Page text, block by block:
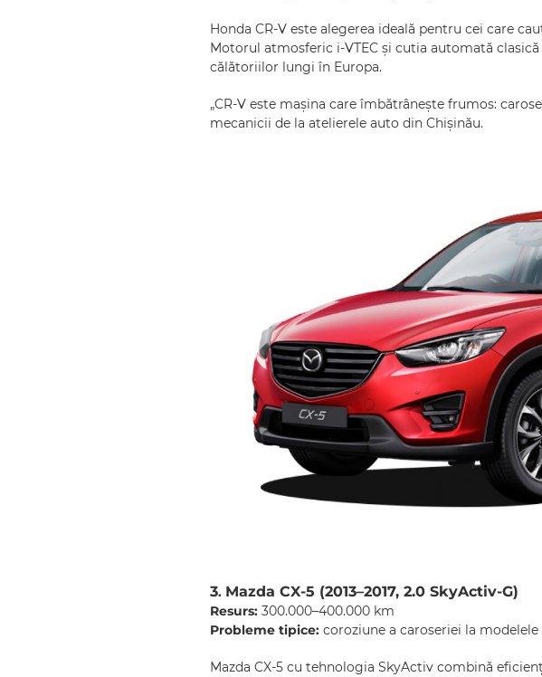
Honda CR-V este alegerea ideală pentru cei care
Motorul atmosferic i-VTEC și cutia automată
călătoriilor lungi în Europa.
„CR-V este mașina care îmbătrânește frumos:
mecanicii de la atelierele auto din Chișinău.
3. Mazda CX-5 (2013–2017, 2.0 SkyActiv-G)
Resurs: 300.000–400.000 km
Probleme tipice: coroziune a caroseriei la
Mazda CX-5 cu tehnologia SkyActiv combină